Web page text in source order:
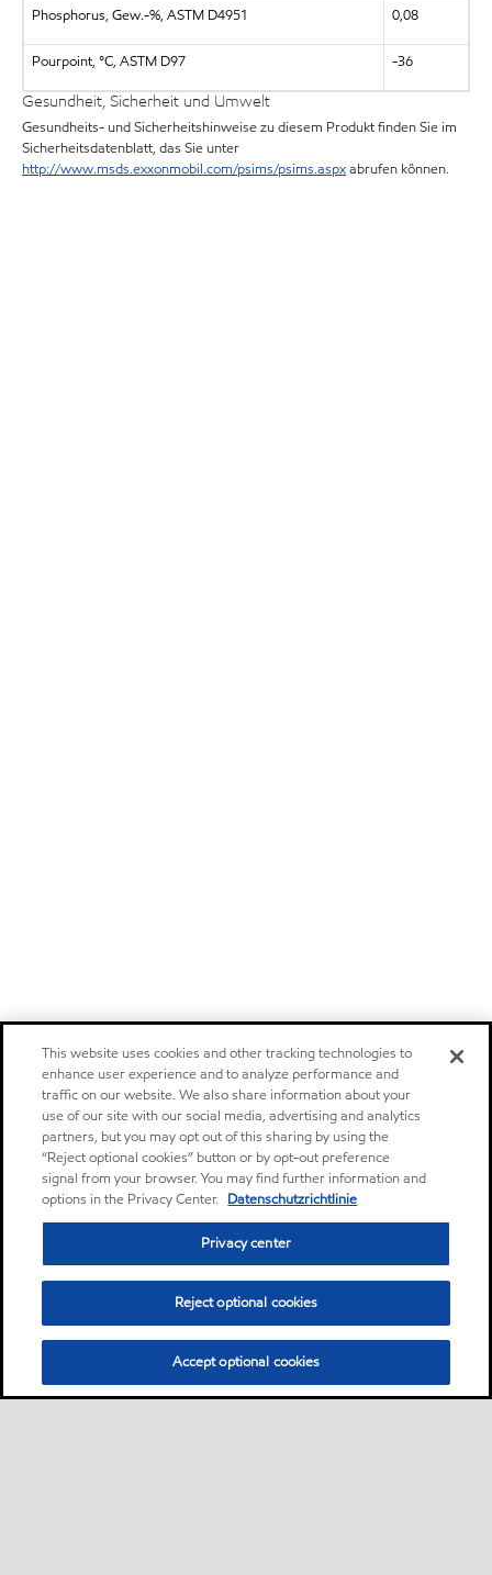
Phosphorus, Gew.-%, ASTM D4951 0,08
Pourpoint, °C, ASTM D97 -36
Gesundheit, Sicherheit und Umwelt
Gesundheits- und Sicherheitshinweise zu diesem Produkt finden Sie im
Sicherheitsdatenblatt, das Sie unter
http://www.msds.exxonmobil.com/psims/psims.aspxabrufen können.
This website uses cookies and other tracking technologies to
enhance user experience and to analyze performance and
traffic on our website. We also share information about your
use of our site with our social media, advertising and analytics
partners, but you may opt out of this sharing by using the
“Reject optional cookies” button or by opt-out preference
signal from your browser. You may find further information and
options in the Privacy Center. Datenschutzrichtlinie
Privacy center
Reject optional cookies
Accept optional cookies